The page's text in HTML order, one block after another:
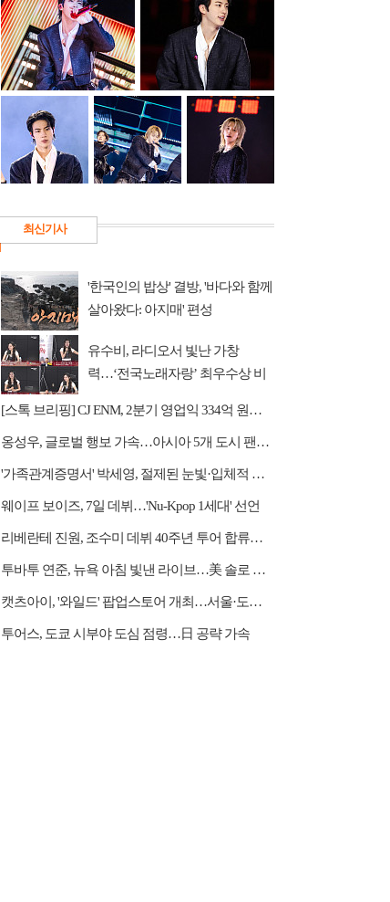
최신기사
'한국인의 밥상' 결방, '바다와 함께
살아왔다: 아지매' 편성
유수비, 라디오서 빛난 가창
력…‘전국노래자랑’ 최우수상 비
[스톡 브리핑] CJ ENM, 2분기 영업익 334억 원…미디어플랫폼 흑자 전환
옹성우, 글로벌 행보 가속…아시아 5개 도시 팬미팅 개최
'가족관계증명서' 박세영, 절제된 눈빛·입체적 열연
웨이프 보이즈, 7일 데뷔…'Nu-Kpop 1세대' 선언
리베란테 진원, 조수미 데뷔 40주년 투어 합류…듀엣·아리아 가창
투바투 연준, 뉴욕 아침 빛낸 라이브…美 솔로 활동 포문
캣츠아이, '와일드' 팝업스토어 개최…서울·도쿄서 팬 소통
투어스, 도쿄 시부야 도심 점령…日 공략 가속